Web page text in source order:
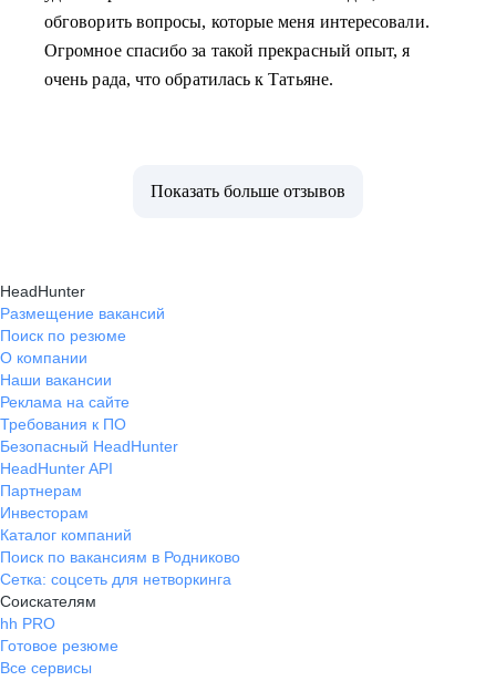
обговорить вопросы, которые меня интересовали.
Огромное спасибо за такой прекрасный опыт, я
очень рада, что обратилась к Татьяне.
Показать больше отзывов
HeadHunter
Размещение вакансий
Поиск по резюме
О компании
Наши вакансии
Реклама на сайте
Требования к ПО
Безопасный HeadHunter
HeadHunter API
Партнерам
Инвесторам
Каталог компаний
Поиск по вакансиям в Родниково
Сетка: соцсеть для нетворкинга
Соискателям
hh PRO
Готовое резюме
Все сервисы